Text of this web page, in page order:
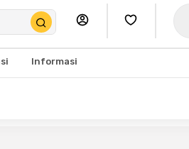
Informasi